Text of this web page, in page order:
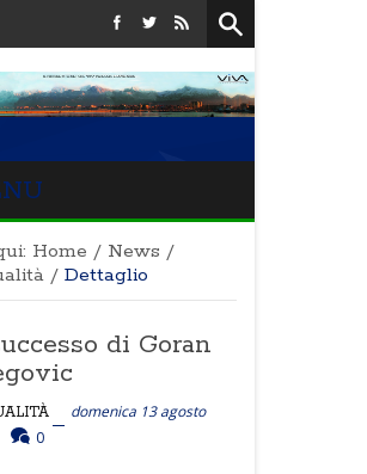
Home / News /
/ Dettaglio
di Goran
domenica 13 agosto
0